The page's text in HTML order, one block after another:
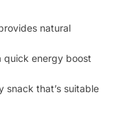
natural
quick energy boost
snack that’s suitable